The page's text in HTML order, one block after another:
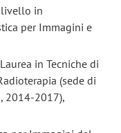
livello in
per Immagini e
in Tecniche di
(sede di
2014-2017),